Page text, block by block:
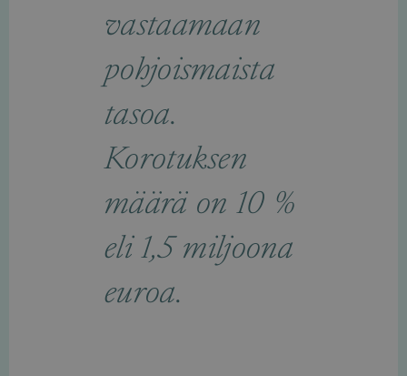
vastaamaan
pohjoismaista
tasoa.
Korotuksen
määrä on 10 %
eli 1,5 miljoona
euroa.